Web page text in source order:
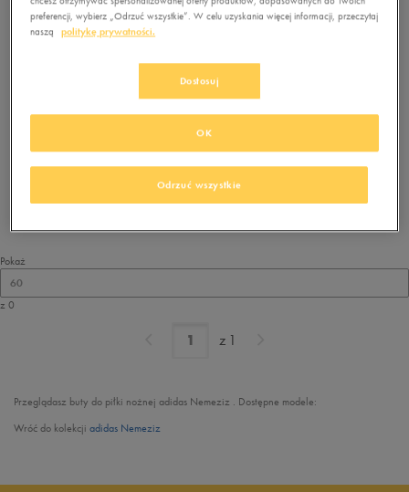
Brak produktów do wyświetlenia
Zmień kryteria wyszukiwania lub
usuń wybrane filtry
Pokaż
60
z 0
z 1
Przeglądasz buty do piłki nożnej adidas Nemeziz . Dostępne modele:
Wróć do kolekcji adidas Nemeziz
preferencji, wybierz „Odrzuć wszystkie”. W celu uzyskania więcej informacji, przeczytaj
naszą
politykę prywatności.
Dostosuj
Odrzuć wszystkie
OK